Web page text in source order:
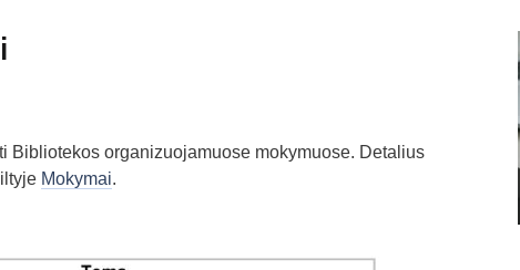
Bibliotekos organizuojamuose mokymuose. Detalius
Mokymai.